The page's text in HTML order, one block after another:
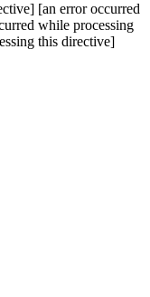
[an error occurred
while processing
this directive]